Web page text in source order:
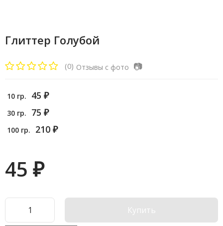
Глиттер Голубой
(0) Отзывы с фото 📷
10 гр. 45 ₽
30 гр. 75 ₽
100 гр. 210 ₽
45 ₽
Купить